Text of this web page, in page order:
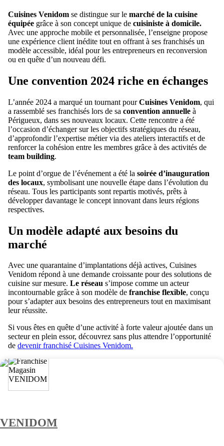
Cuisines Venidom se distingue sur le marché de la cuisine
équipée grâce à son concept unique de cuisiniste à domicile.
Avec une approche mobile et personnalisée, l’enseigne propose
une expérience client inédite tout en offrant à ses franchisés un
modèle accessible, idéal pour les entrepreneurs en reconversion
ou en quête d’un nouveau défi.
Une convention 2024 riche en échanges
L’année 2024 a marqué un tournant pourCuisines Venidom, qui
a rassemblé ses franchisés lors de sa convention annuelle à
Périgueux, dans ses nouveaux locaux. Cette rencontre a été
l’occasion d’échanger sur les objectifs stratégiques du réseau,
d’approfondir l’expertise métier via des ateliers interactifs et de
renforcer la cohésion entre les membres grâce à des activités de
team building.
Le point d’orgue de l’événement a été la soirée d’inauguration
des locaux, symbolisant une nouvelle étape dans l’évolution du
réseau. Tous les participants sont repartis motivés, prêts à
développer davantage le concept innovant dans leurs régions
respectives.
Un modèle adapté aux besoins du
marché
Avec une quarantaine d’implantations déjà actives, Cuisines
Venidom répond à une demande croissante pour des solutions de
cuisine sur mesure. Le réseau s’impose comme un acteur
incontournable grâce à son modèle de franchise flexible, conçu
pour s’adapter aux besoins des entrepreneurs tout en maximisant
leur réussite.
Si vous êtes en quête d’une activité à forte valeur ajoutée dans un
secteur en plein essor, découvrez sans plus attendre l’opportunité
de devenir franchisé Cuisines Venidom.
VENIDOM